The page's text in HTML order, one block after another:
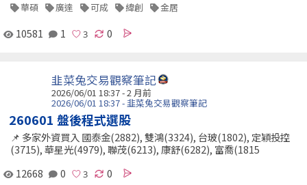
華碩 廣達 可成 緯創 金居
10581 1 0
韭菜兔交易觀察筆記
2026/06/01 18:37 - 2 月前
2026/06/01 18:37 - 韭菜兔交易觀察筆記
260601 盤後程式選股
📌 多家外資買入 國泰金(2882), 雙鴻(3324), 台玻(1802), 定穎投控
(3715), 華星光(4979), 聯茂(6213), 康舒(6282), 富喬(1815
12668
0 0